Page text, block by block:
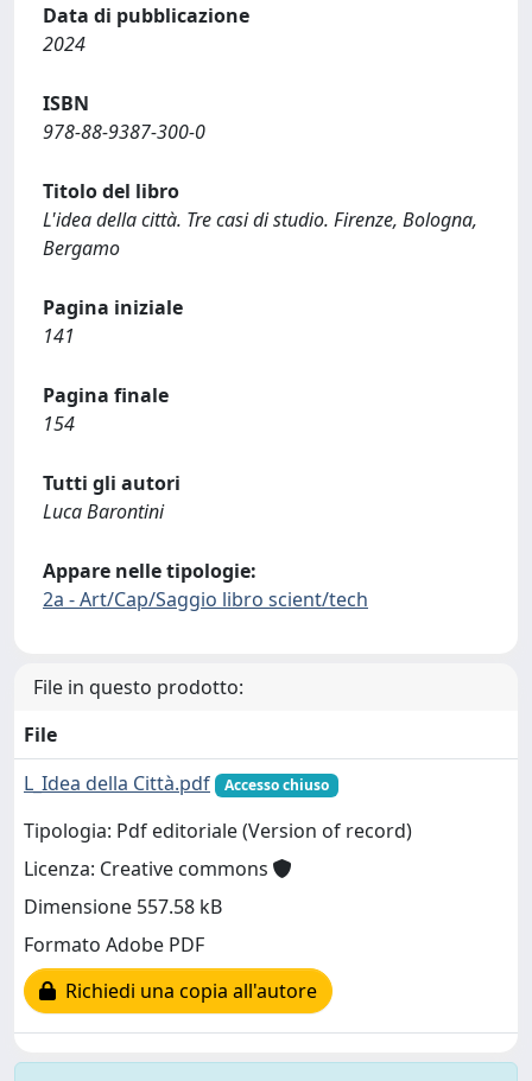
Data di pubblicazione
2024
ISBN
978-88-9387-300-0
Titolo del libro
L'idea della città. Tre casi di studio. Firenze, Bologna,
Bergamo
Pagina iniziale
141
Pagina finale
154
Tutti gli autori
Luca Barontini
Appare nelle tipologie:
2a - Art/Cap/Saggio libro scient/tech
File in questo prodotto:
File
L_Idea della Città.pdf
Accesso chiuso
Tipologia: Pdf editoriale (Version of record)
Licenza: Creative commons
Dimensione 557.58 kB
Formato Adobe PDF
Richiedi una copia all'autore